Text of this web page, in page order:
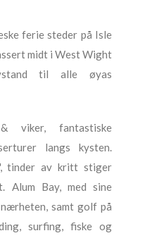
ferie steder på Isle
midt i West Wight
til alle øyas
viker, fantastiske
langs kysten.
tinder av kritt stiger
Alum Bay, med sine
samt golf på
surfing, fiske og